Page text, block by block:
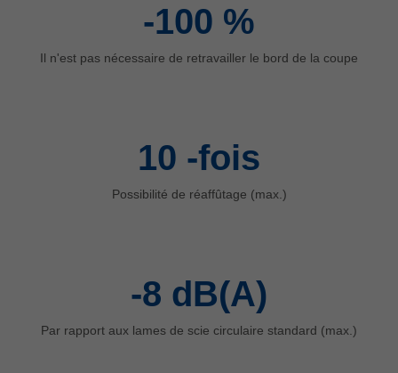
Україна
yкраїнська
-100 %
Il n'est pas nécessaire de retravailler le bord de la coupe
10 -fois
Possibilité de réaffûtage (max.)
-8 dB(A)
Par rapport aux lames de scie circulaire standard (max.)